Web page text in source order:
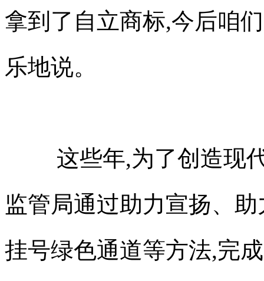
拿到了自立商标,今后咱
乐地说。
这些年,为了创造现
监管局通过助力宣扬、
挂号绿色通道等方法,完